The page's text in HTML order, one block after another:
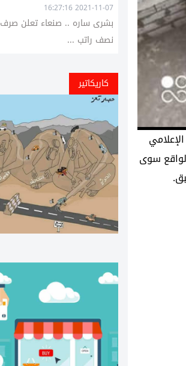
سوى
2021-11-07 16:27:16
بشرى ساره .. صنعاء تعلن صرف
نصف راتب ...
كاريكاتير